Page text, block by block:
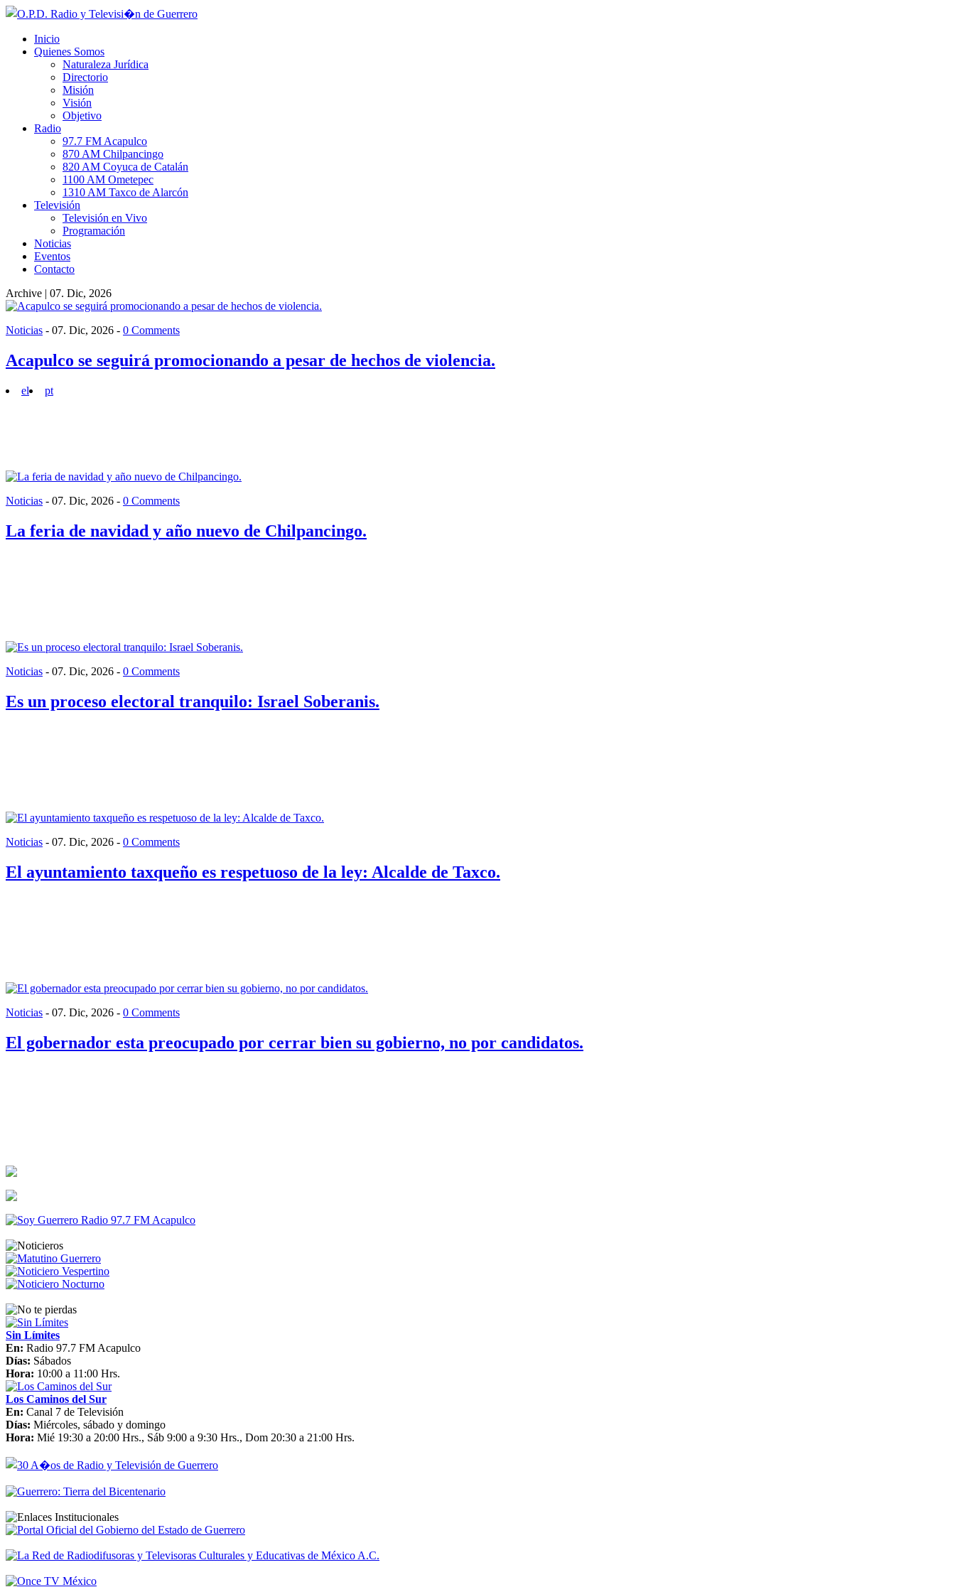
Inicio
Quienes Somos
Naturaleza Jurídica
Directorio
Misión
Visión
Objetivo
Radio
97.7 FM Acapulco
870 AM Chilpancingo
820 AM Coyuca de Catalán
1100 AM Ometepec
1310 AM Taxco de Alarcón
Televisión
Televisión en Vivo
Programación
Noticias
Eventos
Contacto
Archive | 07. Dic, 2026
Noticias - 07. Dic, 2026 - 0 Comments
Acapulco se seguirá promocionando a pesar de hechos de violencia.
el pt
Noticias - 07. Dic, 2026 - 0 Comments
La feria de navidad y año nuevo de Chilpancingo.
Noticias - 07. Dic, 2026 - 0 Comments
Es un proceso electoral tranquilo: Israel Soberanis.
Noticias - 07. Dic, 2026 - 0 Comments
El ayuntamiento taxqueño es respetuoso de la ley: Alcalde de Taxco.
Noticias - 07. Dic, 2026 - 0 Comments
El gobernador esta preocupado por cerrar bien su gobierno, no por candidatos.
Sin Límites
En: Radio 97.7 FM Acapulco
Días: Sábados
Hora: 10:00 a 11:00 Hrs.
Los Caminos del Sur
En: Canal 7 de Televisión
Días: Miércoles, sábado y domingo
Hora: Mié 19:30 a 20:00 Hrs., Sáb 9:00 a 9:30 Hrs., Dom 20:30 a 21:00 Hrs.